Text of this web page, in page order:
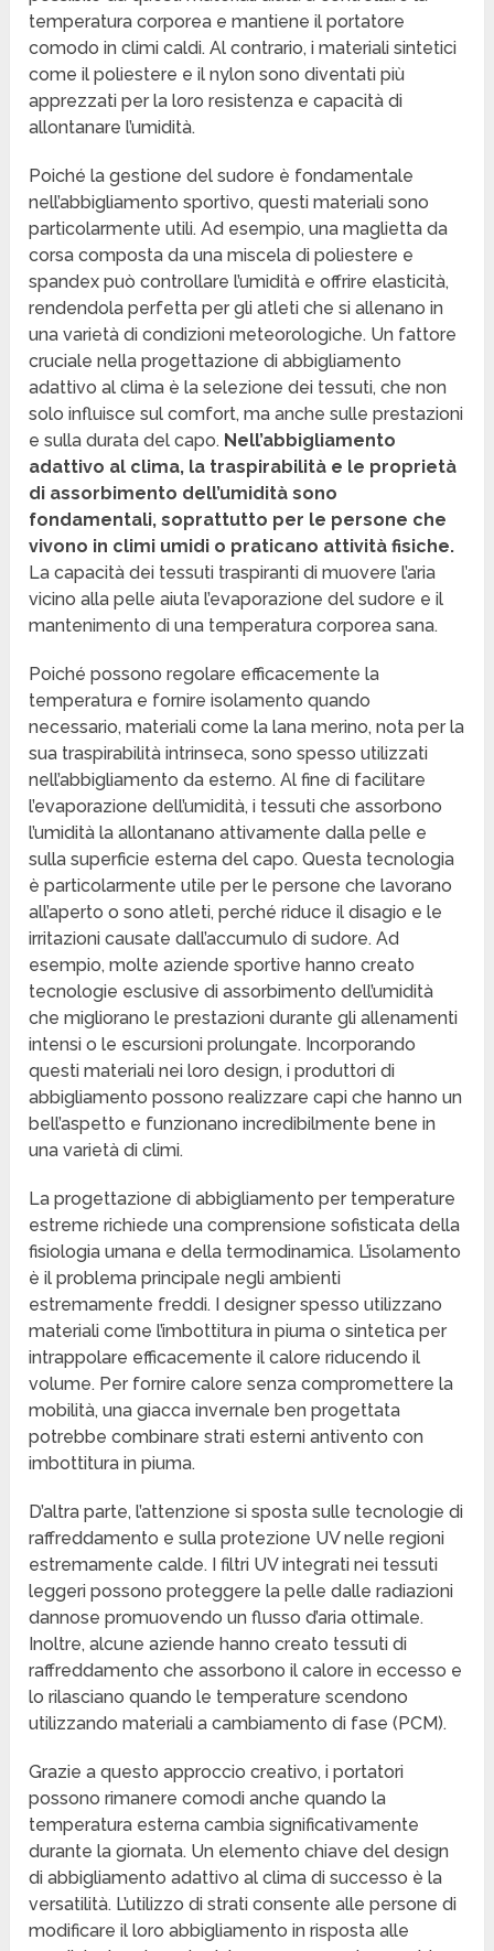
temperatura corporea e mantiene il portatore
comodo in climi caldi. Al contrario, i materiali sintetici
come il poliestere e il nylon sono diventati più
apprezzati per la loro resistenza e capacità di
allontanare l’umidità.
Poiché la gestione del sudore è fondamentale
nell’abbigliamento sportivo, questi materiali sono
particolarmente utili. Ad esempio, una maglietta da
corsa composta da una miscela di poliestere e
spandex può controllare l’umidità e offrire elasticità,
rendendola perfetta per gli atleti che si allenano in
una varietà di condizioni meteorologiche. Un fattore
cruciale nella progettazione di abbigliamento
adattivo al clima è la selezione dei tessuti, che non
solo influisce sul comfort, ma anche sulle prestazioni
e sulla durata del capo. Nell’abbigliamento
adattivo al clima, la traspirabilità e le proprietà
di assorbimento dell’umidità sono
fondamentali, soprattutto per le persone che
vivono in climi umidi o praticano attività fisiche.
La capacità dei tessuti traspiranti di muovere l’aria
vicino alla pelle aiuta l’evaporazione del sudore e il
mantenimento di una temperatura corporea sana.
Poiché possono regolare efficacemente la
temperatura e fornire isolamento quando
necessario, materiali come la lana merino, nota per la
sua traspirabilità intrinseca, sono spesso utilizzati
nell’abbigliamento da esterno. Al fine di facilitare
l’evaporazione dell’umidità, i tessuti che assorbono
l’umidità la allontanano attivamente dalla pelle e
sulla superficie esterna del capo. Questa tecnologia
è particolarmente utile per le persone che lavorano
all’aperto o sono atleti, perché riduce il disagio e le
irritazioni causate dall’accumulo di sudore. Ad
esempio, molte aziende sportive hanno creato
tecnologie esclusive di assorbimento dell’umidità
che migliorano le prestazioni durante gli allenamenti
intensi o le escursioni prolungate. Incorporando
questi materiali nei loro design, i produttori di
abbigliamento possono realizzare capi che hanno un
bell’aspetto e funzionano incredibilmente bene in
una varietà di climi.
La progettazione di abbigliamento per temperature
estreme richiede una comprensione sofisticata della
fisiologia umana e della termodinamica. L’isolamento
è il problema principale negli ambienti
estremamente freddi. I designer spesso utilizzano
materiali come l’imbottitura in piuma o sintetica per
intrappolare efficacemente il calore riducendo il
volume. Per fornire calore senza compromettere la
mobilità, una giacca invernale ben progettata
potrebbe combinare strati esterni antivento con
imbottitura in piuma.
D’altra parte, l’attenzione si sposta sulle tecnologie di
raffreddamento e sulla protezione UV nelle regioni
estremamente calde. I filtri UV integrati nei tessuti
leggeri possono proteggere la pelle dalle radiazioni
dannose promuovendo un flusso d’aria ottimale.
Inoltre, alcune aziende hanno creato tessuti di
raffreddamento che assorbono il calore in eccesso e
lo rilasciano quando le temperature scendono
utilizzando materiali a cambiamento di fase (PCM).
Grazie a questo approccio creativo, i portatori
possono rimanere comodi anche quando la
temperatura esterna cambia significativamente
durante la giornata. Un elemento chiave del design
di abbigliamento adattivo al clima di successo è la
versatilità. L’utilizzo di strati consente alle persone di
modificare il loro abbigliamento in risposta alle